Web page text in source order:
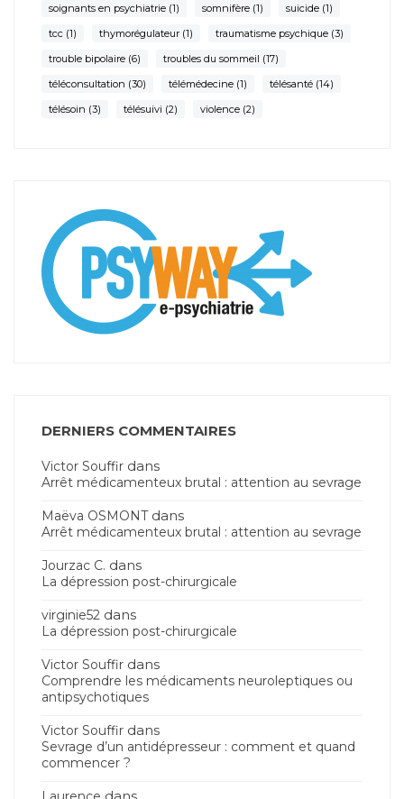
soignants en psychiatrie (1) somnifère (1) suicide (1)
tcc (1) thymorégulateur (1) traumatisme psychique (3)
trouble bipolaire (6) troubles du sommeil (17)
téléconsultation (30) télémédecine (1) télésanté (14)
télésoin (3) télésuivi (2) violence (2)
DERNIERS COMMENTAIRES
Victor Souffir dans
Arrêt médicamenteux brutal : attention au sevrage
Maëva OSMONTdans
Arrêt médicamenteux brutal : attention au sevrage
Jourzac C. dans
La dépression post-chirurgicale
virginie52 dans
La dépression post-chirurgicale
Victor Souffir dans
Comprendre les médicaments neuroleptiques ou
antipsychotiques
Victor Souffir dans
Sevrage d’un antidépresseur : comment et quand
commencer ?
dans